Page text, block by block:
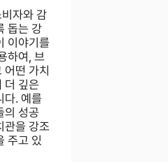
자와 감
돕는 강
이야기를
하여, 브
어떤 가치
더 깊은
다. 예를
의 성공
관을 강조
주고 있